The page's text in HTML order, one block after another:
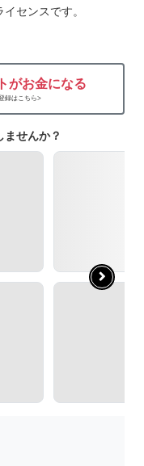
センスです。
がお金になる
録はこちら>
せんか？